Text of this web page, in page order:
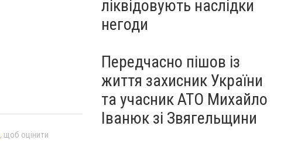
, щоб оцінити
ліквідовують наслідки
негоди
Передчасно пішов із
життя захисник України
та учасник АТО Михайло
Іванюк зі Звягельщини